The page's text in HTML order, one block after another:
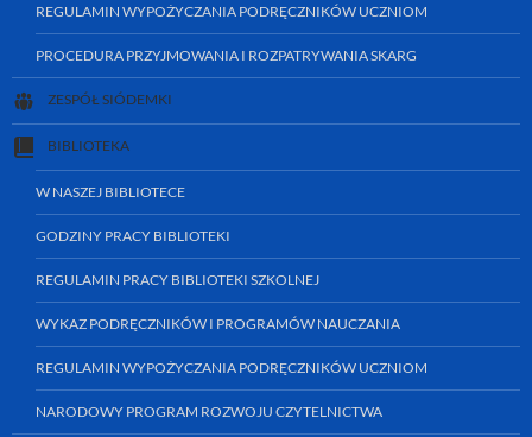
REGULAMIN WYPOŻYCZANIA PODRĘCZNIKÓW UCZNIOM
PROCEDURA PRZYJMOWANIA I ROZPATRYWANIA SKARG
ZESPÓŁ SIÓDEMKI
BIBLIOTEKA
W NASZEJ BIBLIOTECE
GODZINY PRACY BIBLIOTEKI
REGULAMIN PRACY BIBLIOTEKI SZKOLNEJ
WYKAZ PODRĘCZNIKÓW I PROGRAMÓW NAUCZANIA
REGULAMIN WYPOŻYCZANIA PODRĘCZNIKÓW UCZNIOM
NARODOWY PROGRAM ROZWOJU CZYTELNICTWA